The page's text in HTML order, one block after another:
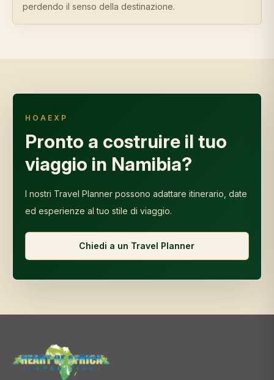
perdendo il senso della destinazione.
HOAEXP
Pronto a costruire il tuo
viaggio in Namibia?
I nostri Travel Planner possono adattare itinerario, date
ed esperienze al tuo stile di viaggio.
Chiedi a un Travel Planner